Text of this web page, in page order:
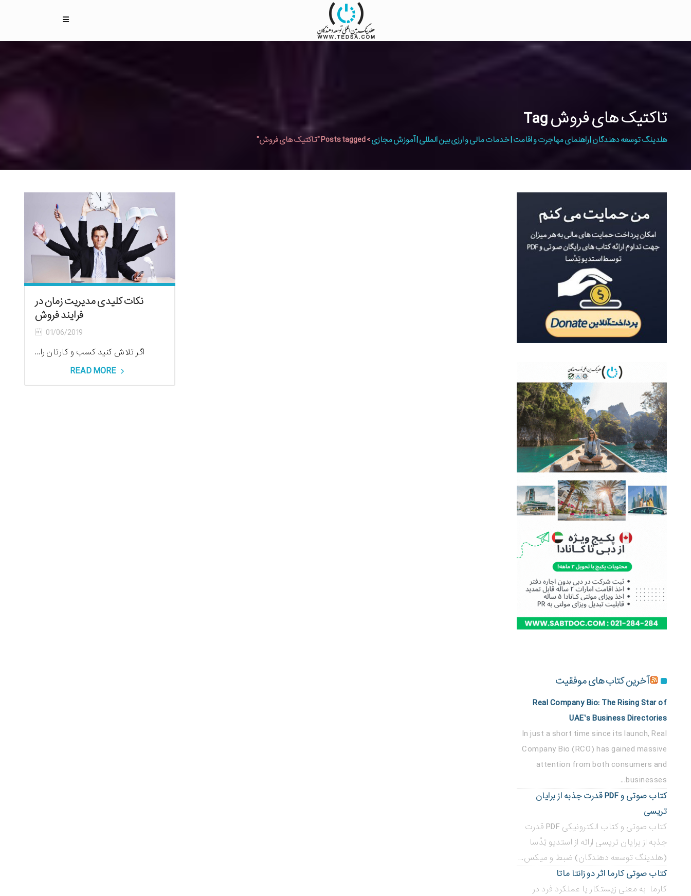
تاکتیک های فروش Tag
هلدینگ توسعه دهندگان | راهنمای مهاجرت و اقامت | خدمات مالی و ارزی بین المللی | آموزش مجازی>Posts tagged "تاکتیک های فروش"
نکات کلیدی مدیریت زمان در
فرایند فروش
01/06/2019
اگر تلاش کنید کسب و کارتان را...
READ MORE
آخرین کتاب های موفقیت
Real Company Bio: The Rising Star of
UAE’s Business Directories
In just a short time since its launch, Real
Company Bio (RCO) has gained massive
attention from both consumers and
businesses...
کتاب صوتی و PDF قدرت جذبه از برایان
تریسی
کتاب صوتی و کتاب الکترونیکی PDF قدرت
جذبه از برایان تریسی ارائه از استدیو تِدْسا
(هلدینگ توسعه دهندگان) ضبط و میکس...
کتاب صوتی کارما اثر دو زانتا ماتا
کارما به معنی زیستکار یا عملکرد فرد در